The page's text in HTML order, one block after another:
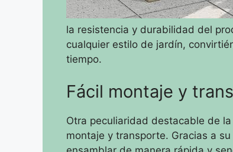
la resistencia y durabilidad del
cualquier estilo de jardín,
tiempo.
Fácil montaje y
Otra peculiaridad destacable de
montaje y transporte. Gracias a